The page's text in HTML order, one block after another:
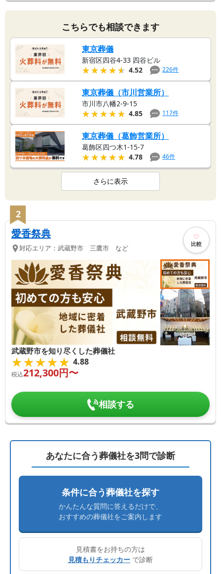
こちらでも相談できます
東京葬儀
新宿区四谷4-33 四谷ビル
★★★★★
★★★★★ 4.52 226件
東京葬儀（市川営業所）
市川市八幡2-9-15
★★★★★
★★★★★ 4.85 117件
東京葬儀（葛飾営業所）
葛飾区四つ木1-15-7
★★★★★
★★★★★ 4.78 46件
さらに表示
2
愛香祭典
対応エリア： 武蔵野市 三鷹市 など 比較
武蔵野市を知り尽くした葬儀社
★★★★★
★★★★★ 4.88
税込212,300円〜
相談する
あなたに合う葬儀社を3問で診断
条件に合う葬儀社を探す
かんたんな質問に答えるだけで、
おすすめの葬儀社をご案内します
見積書をお持ちの方は
見積もりチェッカー で診断